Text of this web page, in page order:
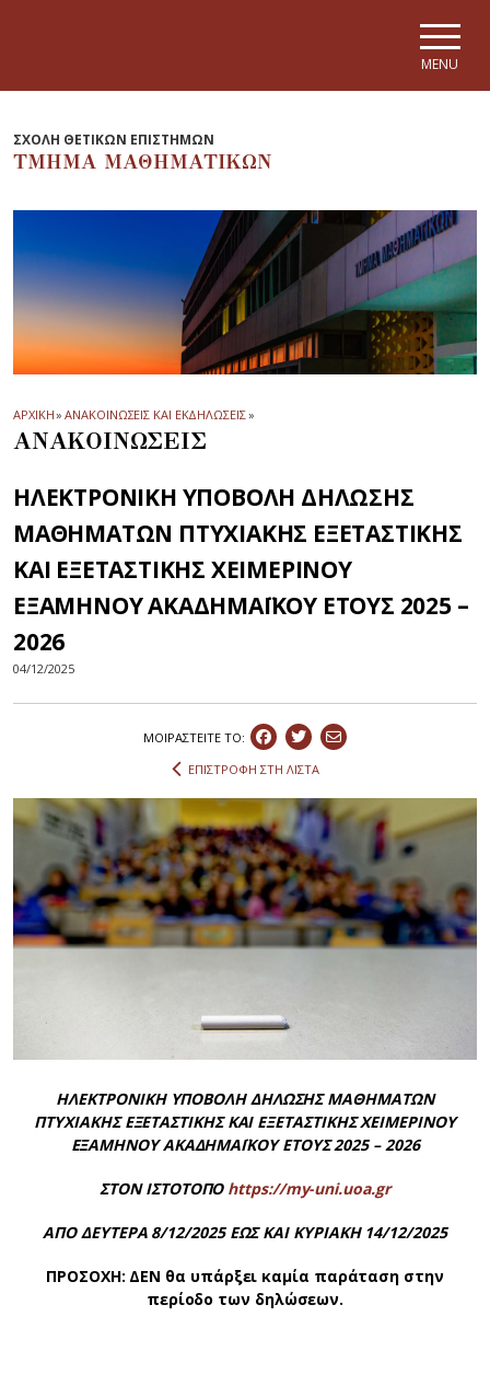
MENU
ΣΧΟΛΗ ΘΕΤΙΚΩΝ ΕΠΙΣΤΗΜΩΝ
ΤΜΗΜΑ ΜΑΘΗΜΑΤΙΚΩΝ
ΑΡΧΙΚΗ» ΑΝΑΚΟΙΝΩΣΕΙΣ ΚΑΙ ΕΚΔΗΛΩΣΕΙΣ»
ΑΝΑΚΟΙΝΩΣΕΙΣ
ΗΛΕΚΤΡΟΝΙΚΗ ΥΠΟΒΟΛΗ ΔΗΛΩΣΗΣ
ΜΑΘΗΜΑΤΩΝ ΠΤΥΧΙΑΚΗΣ ΕΞΕΤΑΣΤΙΚΗΣ
ΚΑΙ ΕΞΕΤΑΣΤΙΚΗΣ ΧΕΙΜΕΡΙΝΟΥ
ΕΞΑΜΗΝΟΥ ΑΚΑΔΗΜΑΪΚΟΥ ΕΤΟΥΣ 2025 –
2026
04/12/2025
ΜΟΙΡΑΣΤEIΤΕ ΤΟ:
ΕΠΙΣΤΡΟΦΗ ΣΤΗ ΛΙΣΤΑ
ΗΛΕΚΤΡΟΝΙΚΗ ΥΠΟΒΟΛΗ ΔΗΛΩΣΗΣ ΜΑΘΗΜΑΤΩΝ
ΠΤΥΧΙΑΚΗΣ ΕΞΕΤΑΣΤΙΚΗΣ ΚΑΙ ΕΞΕΤΑΣΤΙΚΗΣ ΧΕΙΜΕΡΙΝΟΥ
ΕΞΑΜΗΝΟΥ ΑΚΑΔΗΜΑΪΚΟΥ ΕΤΟΥΣ 2025 – 2026
ΣΤΟΝ ΙΣΤΟΤΟΠΟ https://my-uni.uoa.gr
ΑΠΟ ΔΕΥΤΕΡΑ 8/12/2025 ΕΩΣ ΚΑΙ ΚΥΡΙΑΚΗ 14/12/2025
ΠΡΟΣΟΧΗ: ΔΕΝ θα υπάρξει καμία παράταση στην
περίοδο των δηλώσεων.